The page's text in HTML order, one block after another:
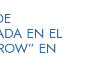
EN EL
EN